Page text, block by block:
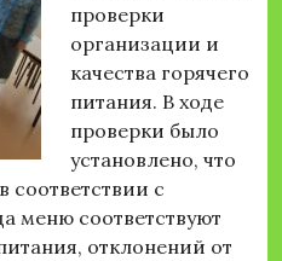
проверки
организации и
качества горячего
питания. В ходе
проверки было
установлено, что
соответствии с
меню соответствуют
отклонений от